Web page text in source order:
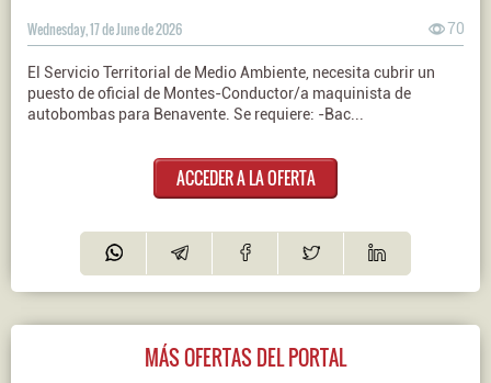
Wednesday, 17 de June de 2026 70
El Servicio Territorial de Medio Ambiente, necesita cubrir un
puesto de oficial de Montes-Conductor/a maquinista de
autobombas para Benavente. Se requiere: -Bac...
ACCEDER A LA OFERTA
MÁS OFERTAS DEL PORTAL